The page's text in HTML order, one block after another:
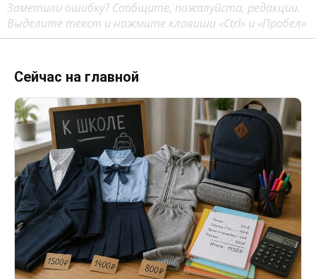
Заметили ошибку? Сообщите, пожалуйста, редакции.
Выделите текст и нажмите клавиши «Ctrl» и «Пробел»
Сейчас на главной